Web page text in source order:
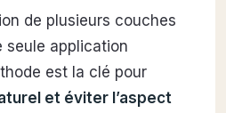
de plusieurs couches
seule application
est la clé pour
et éviter l’aspect